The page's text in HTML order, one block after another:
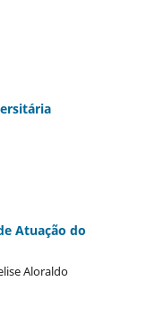
Atuação do
Aloraldo